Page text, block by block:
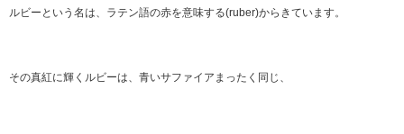
ルビーという名は、ラテン語の赤を意味する(ruber)からきています。
その真紅に輝くルビーは、青いサファイアまったく同じ、